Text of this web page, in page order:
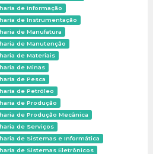
de Informação
de Instrumentação
de Manufatura
de Manutenção
de Materiais
de Minas
de Pesca
de Petróleo
de Produção
de Produção Mecânica
de Serviços
de Sistemas e Informática
de Sistemas Eletrônicos